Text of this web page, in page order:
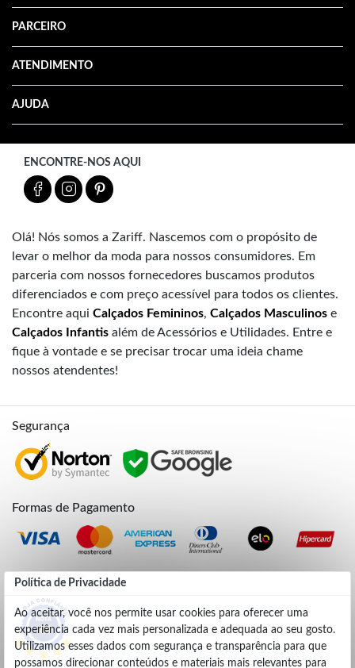
Política de Privacidade
Ao aceitar, você nos permite usar cookies para oferecer uma
experiência cada vez mais personalizada e adequada ao seu gosto.
Utilizamos esses dados com segurança e transparência para que
possamos direcionar conteúdos e materiais mais relevantes para
PARCEIRO
ATENDIMENTO
AJUDA
ENCONTRE-NOS AQUI
Olá! Nós somos a Zariff. Nascemos com o propósito de
levar o melhor da moda para nossos consumidores. Em
parceria com nossos fornecedores buscamos produtos
diferenciados e com preço acessível para todos os clientes.
Encontre aqui Calçados Femininos, Calçados Masculinos e
Calçados Infantis além de Acessórios e Utilidades. Entre e
fique à vontade e se precisar trocar uma ideia chame
nossos atendentes!
Segurança
Formas de Pagamento
Credibilidade
4.9